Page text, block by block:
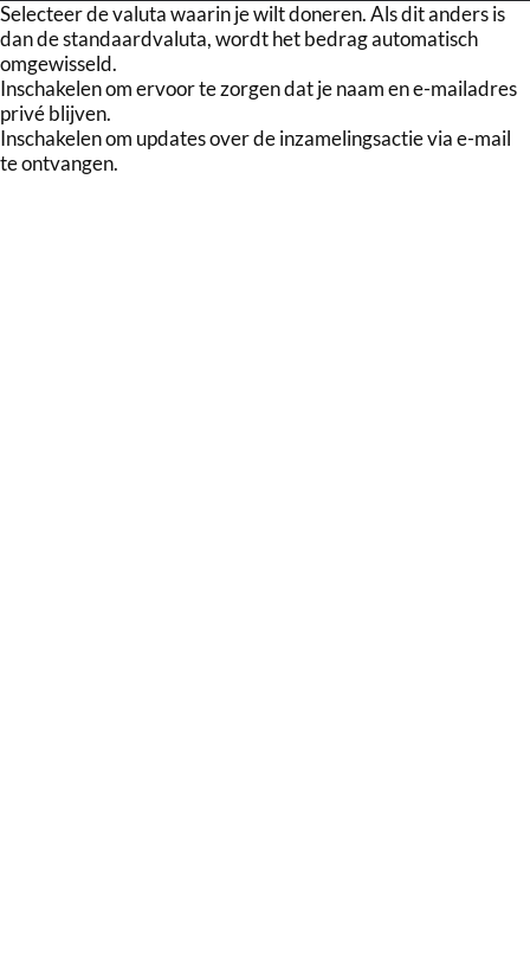
Selecteer de valuta waarin je wilt doneren. Als dit anders is
dan de standaardvaluta, wordt het bedrag automatisch
omgewisseld.
Inschakelen om ervoor te zorgen dat je naam en e-mailadres
privé blijven.
Inschakelen om updates over de inzamelingsactie via e-mail
te ontvangen.